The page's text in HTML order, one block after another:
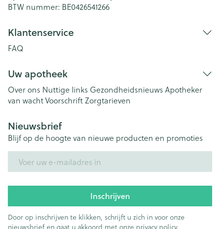
BTW nummer: BE0426541266
Klantenservice
FAQ
Uw apotheek
Over ons Nuttige links Gezondheidsnieuws Apotheker
van wachtVoorschriftZorgtarieven
Nieuwsbrief
Blijf op de hoogte van nieuwe producten en promoties
Inschrijven
Door op inschrijven te klikken, schrijft u zich in voor onze
nieuwsbrief en gaat u akkoord met onze privacy policy.